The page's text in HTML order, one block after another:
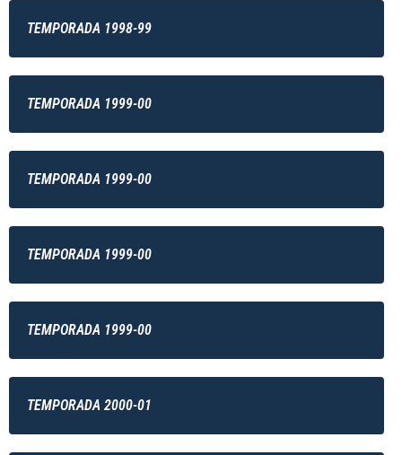
TEMPORADA 1998-99
TEMPORADA 1999-00
TEMPORADA 1999-00
TEMPORADA 1999-00
TEMPORADA 1999-00
TEMPORADA 2000-01